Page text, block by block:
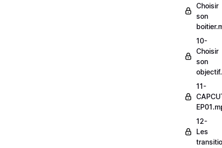
Choisir
son
10-
Choisir
son
11-
12-
Les